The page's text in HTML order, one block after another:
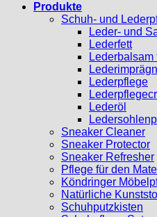
Produkte
Schuh- und
Leder- und
Lederfett
Lederbalsam
Lederpflege
Lederöl
Sneaker Cleaner
Sneaker Protector
Sneaker Refresher
Pflege für den
Köndringer
Natürliche
Schuhputzkisten